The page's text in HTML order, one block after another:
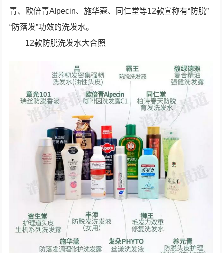
青、欧倍青Alpecin、施华蔻、同仁堂等12款宣称有“防脱”
“防落发”功效的洗发水。
12款防脱洗发水大合照